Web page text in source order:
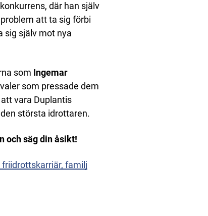
där han själv
att ta sig förbi
sig själv mot nya
som Ingemar
som pressade dem
vara Duplantis
största idrottaren.
och säg din åsikt!
familj